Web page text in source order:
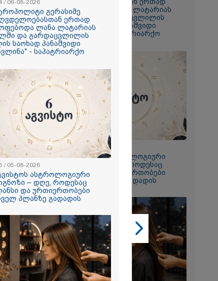
ნია
მას
აბურდული
რომ
იმყოფებოდა ლანა ლატარიას
სახლში და გარდაცვლილის
სულის საოხად პანაშვიდი
აღავლინა" - საპატრიარქო
22:45 / 05-08-2026
6 აგვისტოს ასტროლოგიური
პროგნოზი – დღე, როდესაც
ბალანსი და ურთიერთობები
პირველ პლანზე გადადის
/ 06-08-2026
გერასიმე
ერთად
ლანა ლატარიას
და გარდაცვლილის
საოხად პანაშვიდი
- საპატრიარქო
/ 05-08-2026
ასტროლოგიური
– დღე, როდესაც
და ურთიერთობები
პლანზე გადადის